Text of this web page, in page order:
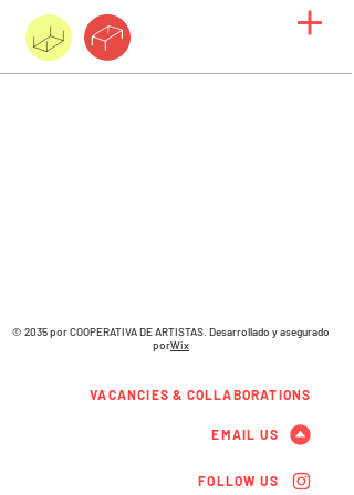
© 2035 por COOPERATIVA DE ARTISTAS. Desarrollado y asegurado
porWix
VACANCIES & COLLABORATIONS
EMAIL US
FOLLOW US